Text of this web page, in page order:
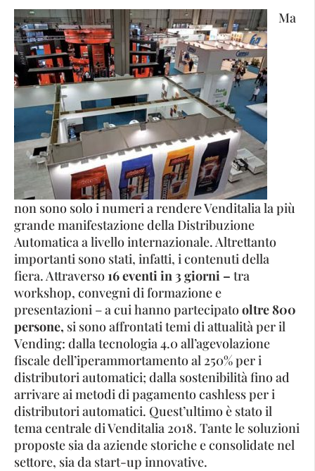
Ma
non sono solo i numeri a rendere Venditalia la più
grande manifestazione della Distribuzione
Automatica a livello internazionale. Altrettanto
importanti sono stati, infatti, i contenuti della
fiera. Attraverso 16 eventi in 3 giorni – tra
workshop, convegni di formazione e
presentazioni – a cui hanno partecipatooltre 800
persone, si sono affrontati temi di attualità per il
Vending: dalla tecnologia 4.0 all’agevolazione
fiscale dell’iperammortamento al 250% per i
distributori automatici; dalla sostenibilità fino ad
arrivare ai metodi di pagamento cashless per i
distributori automatici. Quest’ultimo è stato il
tema centrale di Venditalia 2018. Tante le soluzioni
proposte sia da aziende storiche e consolidate nel
settore, sia da start-up innovative.